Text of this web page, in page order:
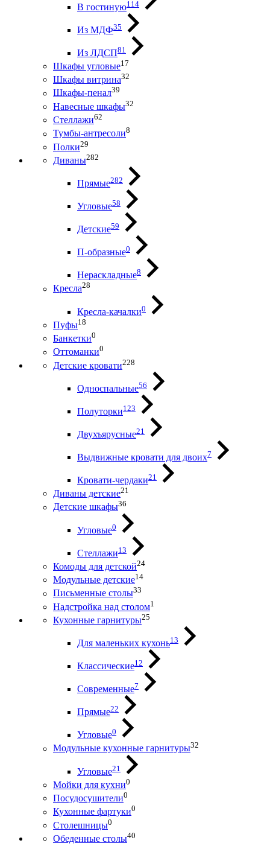
В гостиную114
Из МДФ35
Из ЛДСП81
Шкафы угловые17
Шкафы витрина32
Шкафы-пенал39
Навесные шкафы32
Стеллажи62
Тумбы-антресоли8
Полки29
Диваны282
Прямые282
Угловые58
Детские59
П-образные0
Нераскладные8
Кресла28
Кресла-качалки0
Пуфы18
Банкетки0
Оттоманки0
Детские кровати228
Односпальные56
Полуторки123
Двухъярусные21
Выдвижные кровати для двоих7
Кровати-чердаки21
Диваны детские21
Детские шкафы36
Угловые0
Стеллажи13
Комоды для детской24
Модульные детские14
Письменные столы33
Надстройка над столом1
Кухонные гарнитуры25
Для маленьких кухонь13
Классические12
Современные7
Прямые22
Угловые0
Модульные кухонные гарнитуры32
Угловые21
Мойки для кухни0
Посудосушители0
Кухонные фартуки0
Столешницы0
Обеденные столы40